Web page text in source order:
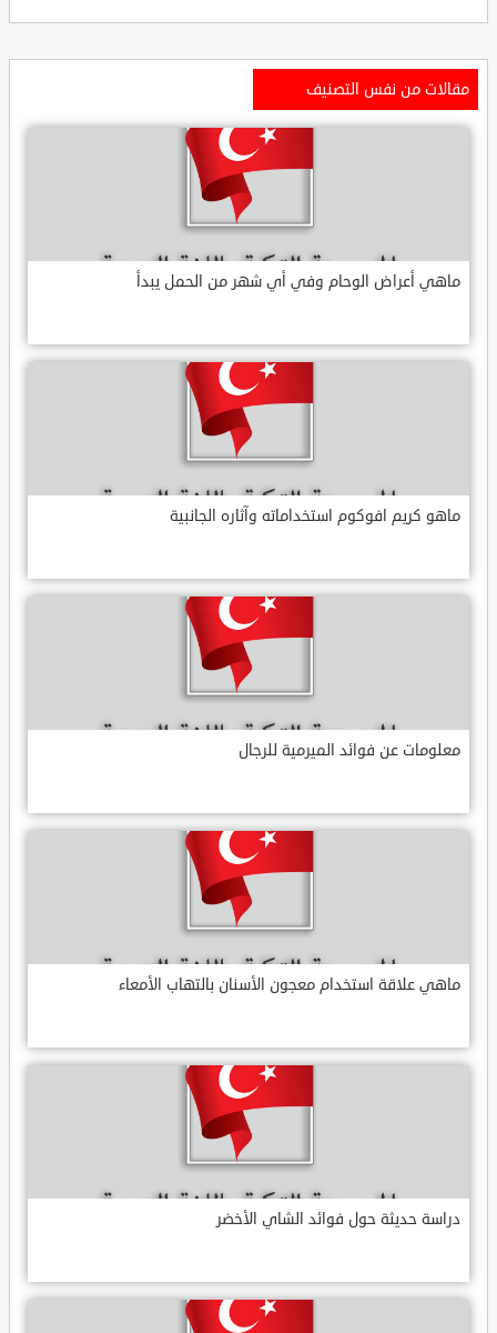
مقالات من نفس التصنيف
ماهي أعراض الوحام وفي أي شهر من الحمل يبدأ
ماهو كريم افوكوم استخداماته وآثاره الجانبية
معلومات عن فوائد الميرمية للرجال
ماهي علاقة استخدام معجون الأسنان بالتهاب الأمعاء
دراسة حديثة حول فوائد الشاي الأخضر